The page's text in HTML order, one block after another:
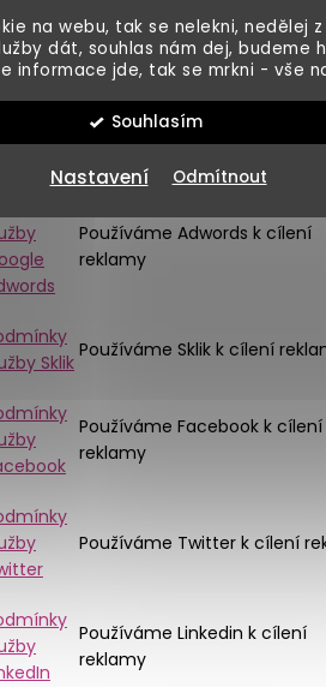
na webu, tak se nelekni, nedělej
dát, souhlas nám dej, budeme
informace jde, tak se mrkni - vše
Souhlasím
Nastavení Odmítnout
Použiváme jej k
úspěsnosti a zlepšování
Používáme Adwords k cílení
reklamy
Sklik
Používáme Sklik k cílení
Používáme Facebook k cílení
reklamy
Používáme Twitter k cílení
Používáme Linkedin k cílení
reklamy